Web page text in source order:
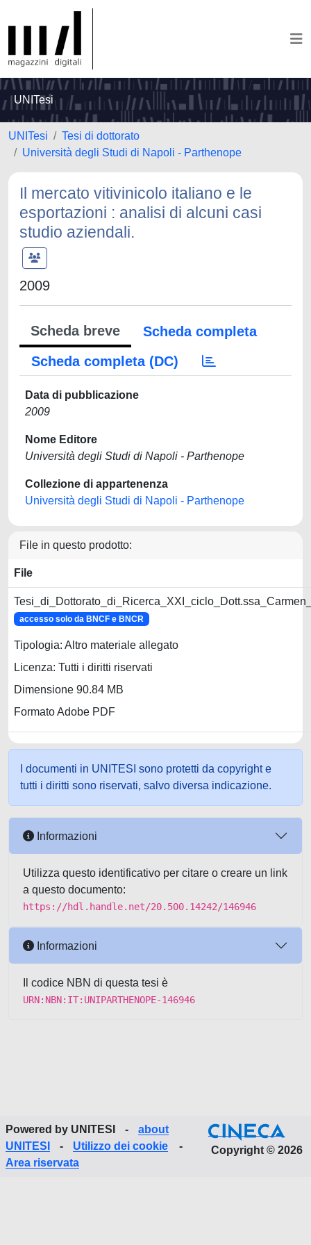
UNITesi
UNITesi
Tesi di dottorato
Università degli Studi di Napoli - Parthenope
Il mercato vitivinicolo italiano e le
esportazioni : analisi di alcuni casi
studio aziendali.
2009
Scheda breve
Scheda completa
Scheda completa (DC)
Data di pubblicazione
2009
Nome Editore
Università degli Studi di Napoli - Parthenope
Collezione di appartenenza
Università degli Studi di Napoli - Parthenope
File in questo prodotto:
File
accesso solo da BNCF e BNCR
Tipologia: Altro materiale allegato
Licenza: Tutti i diritti riservati
Dimensione 90.84 MB
Formato Adobe PDF
I documenti in UNITESI sono protetti da copyright e
tutti i diritti sono riservati, salvo diversa indicazione.
Informazioni
Utilizza questo identificativo per citare o creare un link
a questo documento:
https://hdl.handle.net/20.500.14242/146946
Informazioni
Il codice NBN di questa tesi è
URN:NBN:IT:UNIPARTHENOPE-146946
Powered by UNITESI -
about
UNITESI
- Utilizzo dei cookie
-
Area riservata
Copyright © 2026